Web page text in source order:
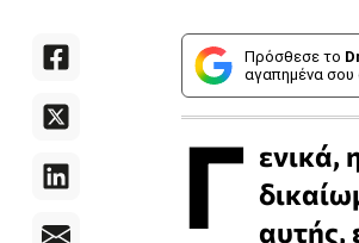
Πρόσθεσε το
αγαπημένα σου
Γ ενικά,
αυτής,